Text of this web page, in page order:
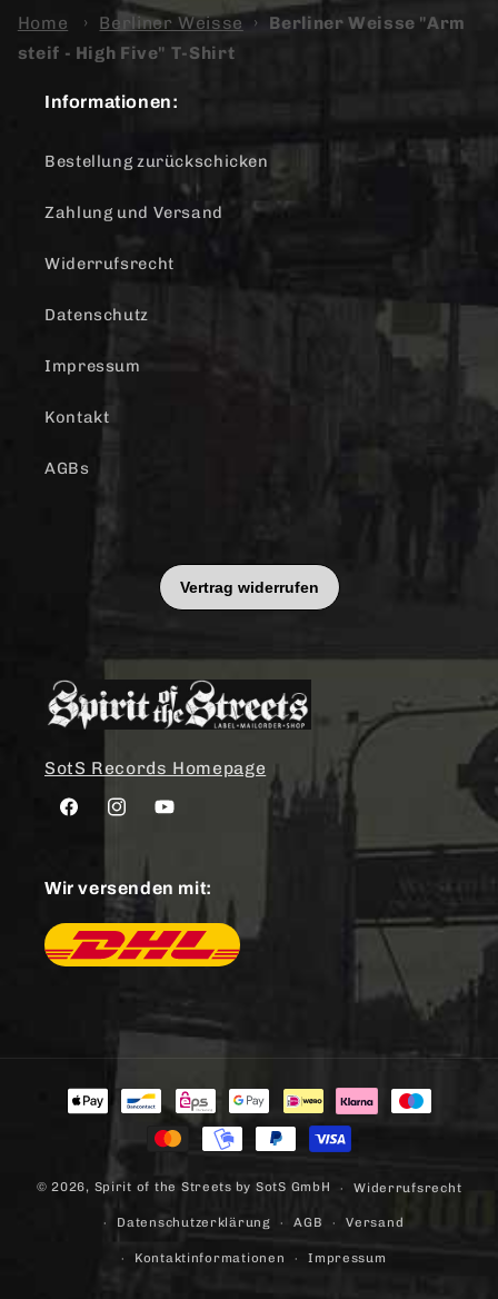
Home › Berliner Weisse ›
Berliner Weisse "Arm
steif - High Five" T-Shirt
Informationen:
Bestellung zurückschicken
Zahlung und Versand
Widerrufsrecht
Datenschutz
Impressum
Kontakt
AGBs
SotS Records Homepage
FacebookInstagramYouTube
Wir versenden mit:
Zahlungsmethoden
© 2026, Spirit of the Streets by SotS GmbH Widerrufsrecht
Datenschutzerklärung AGB Versand
Kontaktinformationen Impressum